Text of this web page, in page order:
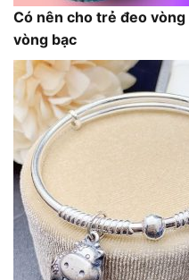
Có nên cho trẻ đeo
vòng bạc